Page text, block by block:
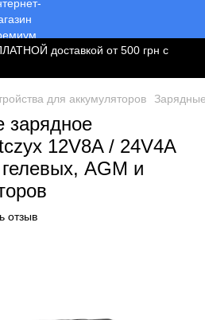
доставкой от 500 грн с
для аккумуляторов
зарядное
12V8A / 24V4A
AGM и
отзыв